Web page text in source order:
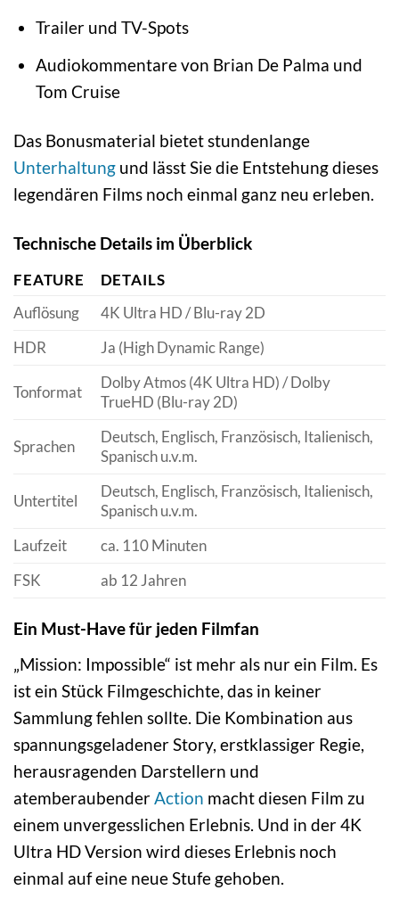
Trailer und TV-Spots
Audiokommentare von Brian De Palma und
Tom Cruise
Das Bonusmaterial bietet stundenlange
Unterhaltung und lässt Sie die Entstehung dieses
legendären Films noch einmal ganz neu erleben.
Technische Details im Überblick
FEATURE
DETAILS
Auflösung
4K Ultra HD / Blu-ray 2D
HDR
Ja (High Dynamic Range)
Tonformat
Dolby Atmos (4K Ultra HD) / Dolby
TrueHD (Blu-ray 2D)
Sprachen
Deutsch, Englisch, Französisch, Italienisch,
Spanisch u.v.m.
Untertitel
Deutsch, Englisch, Französisch, Italienisch,
Spanisch u.v.m.
Laufzeit
ca. 110 Minuten
FSK
ab 12 Jahren
Ein Must-Have für jeden Filmfan
„Mission: Impossible“ ist mehr als nur ein Film. Es
ist ein Stück Filmgeschichte, das in keiner
Sammlung fehlen sollte. Die Kombination aus
spannungsgeladener Story, erstklassiger Regie,
herausragenden Darstellern und
atemberaubenderAction macht diesen Film zu
einem unvergesslichen Erlebnis. Und in der 4K
Ultra HD Version wird dieses Erlebnis noch
einmal auf eine neue Stufe gehoben.